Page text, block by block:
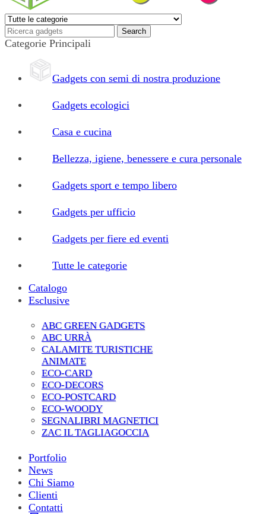
Categorie Principali
Gadgets con semi di nostra produzione
Gadgets ecologici
Casa e cucina
Bellezza, igiene, benessere e cura personale
Gadgets sport e tempo libero
Gadgets per ufficio
Gadgets per fiere ed eventi
Tutte le categorie
Catalogo
Esclusive
ABC GREEN GADGETS
ABC URRÀ
CALAMITE TURISTICHE
ANIMATE
ECO-CARD
ECO-DECORS
ECO-POSTCARD
ECO-WOODY
SEGNALIBRI MAGNETICI
ZAC IL TAGLIAGOCCIA
Portfolio
News
Chi Siamo
Clienti
Contatti